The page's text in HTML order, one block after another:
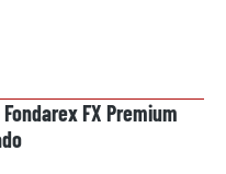
FX Premium